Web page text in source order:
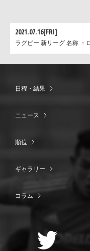
2021.07.16[FRI]
ラグビー 新リーグ 名称 ・
日程・結果
ニュース
順位
ギャラリー
コラム